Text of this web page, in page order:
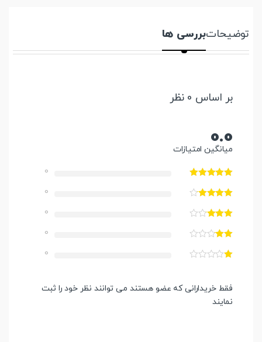
توضیحاتبررسی ها
بر اساس 0 نظر
0.0
میانگین امتیازات
0
0
0
0
0
فقط خریدارانی که عضو هستند می توانند نظر خود را ثبت
نمایند